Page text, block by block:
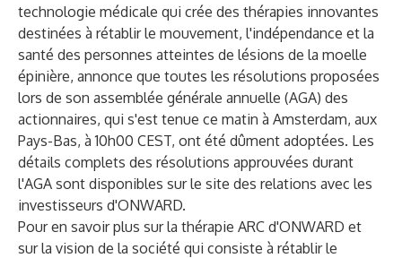
technologie médicale qui crée des thérapies innovantes
destinées à rétablir le mouvement, l'indépendance et la
santé des personnes atteintes de lésions de la moelle
épinière, annonce que toutes les résolutions proposées
lors de son assemblée générale annuelle (AGA) des
actionnaires, qui s'est tenue ce matin à Amsterdam, aux
Pays-Bas, à 10h00 CEST, ont été dûment adoptées. Les
détails complets des résolutions approuvées durant
l'AGA sont disponibles sur le site des relations avec les
investisseurs d'ONWARD.
Pour en savoir plus sur la thérapie ARC d'ONWARD et
sur la vision de la société qui consiste à rétablir le